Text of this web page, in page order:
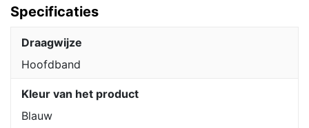
Specificaties
Draagwijze
Hoofdband
Kleur van het product
Blauw